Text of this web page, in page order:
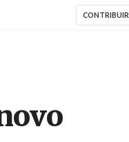
CONTRIBUIR